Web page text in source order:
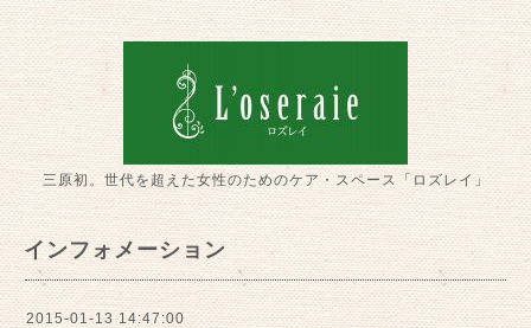
三原初。世代を超えた女性のためのケア・スペース「ロズレイ」
インフォメーション
2015-01-13 14:47:00